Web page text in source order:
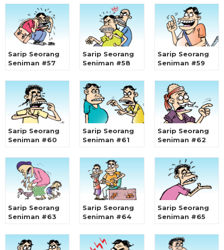
Sarip Seorang
Seniman #57
Sarip Seorang
Seniman #58
Sarip Seorang
Seniman #59
Sarip Seorang
Seniman #60
Sarip Seorang
Seniman #61
Sarip Seorang
Seniman #62
Sarip Seorang
Seniman #63
Sarip Seorang
Seniman #64
Sarip Seorang
Seniman #65